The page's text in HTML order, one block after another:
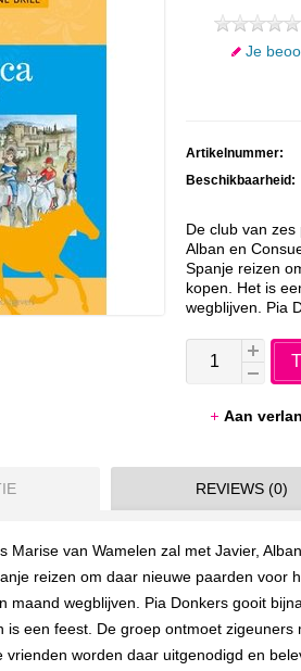
Je
Artikelnummer:
Beschikbaarheid:
De club van zes
Alban en
Spanje reizen
kopen. Het is
wegblijven. Pia
Aan
REVIEWS (0)
Marise van Wamelen zal met Javier,
reizen om daar nieuwe paarden voor
maand wegblijven. Pia Donkers gooit
is een feest. De groep ontmoet
vrienden worden daar uitgenodigd en